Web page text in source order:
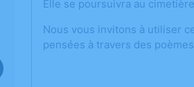
Elle se poursuivra au
Nous vous invitons à utiliser
pensées à travers des